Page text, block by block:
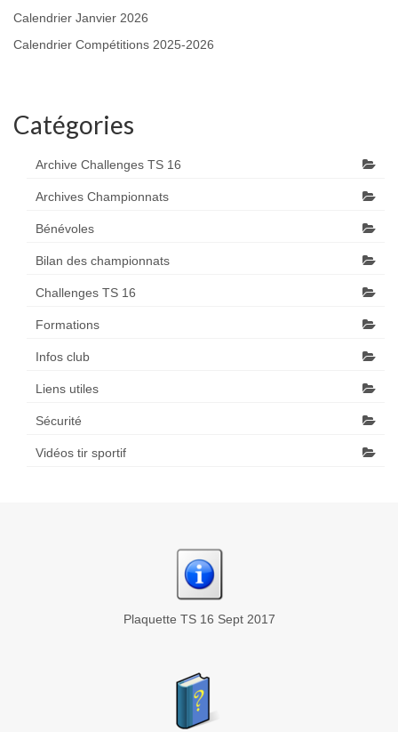
Calendrier Janvier 2026
Calendrier Compétitions 2025-2026
Catégories
Archive Challenges TS 16
Archives Championnats
Bénévoles
Bilan des championnats
Challenges TS 16
Formations
Infos club
Liens utiles
Sécurité
Vidéos tir sportif
Plaquette TS 16 Sept 2017